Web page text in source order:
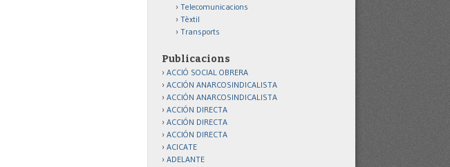
Telecomunicacions
Tèxtil
Transports
Publicacions
ACCIÓ SOCIAL OBRERA
ACCIÓN ANARCOSINDICALISTA
ACCIÓN ANARCOSINDICALISTA
ACCIÓN DIRECTA
ACCIÓN DIRECTA
ACCIÓN DIRECTA
ACICATE
ADELANTE